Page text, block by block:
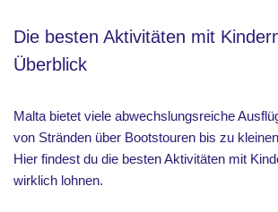
Die besten Aktivitäten mit
Überblick
Malta bietet viele abwechslungsreiche
von Stränden über Bootstouren bis zu
Hier findest du die besten Aktivitäten mit
wirklich lohnen.